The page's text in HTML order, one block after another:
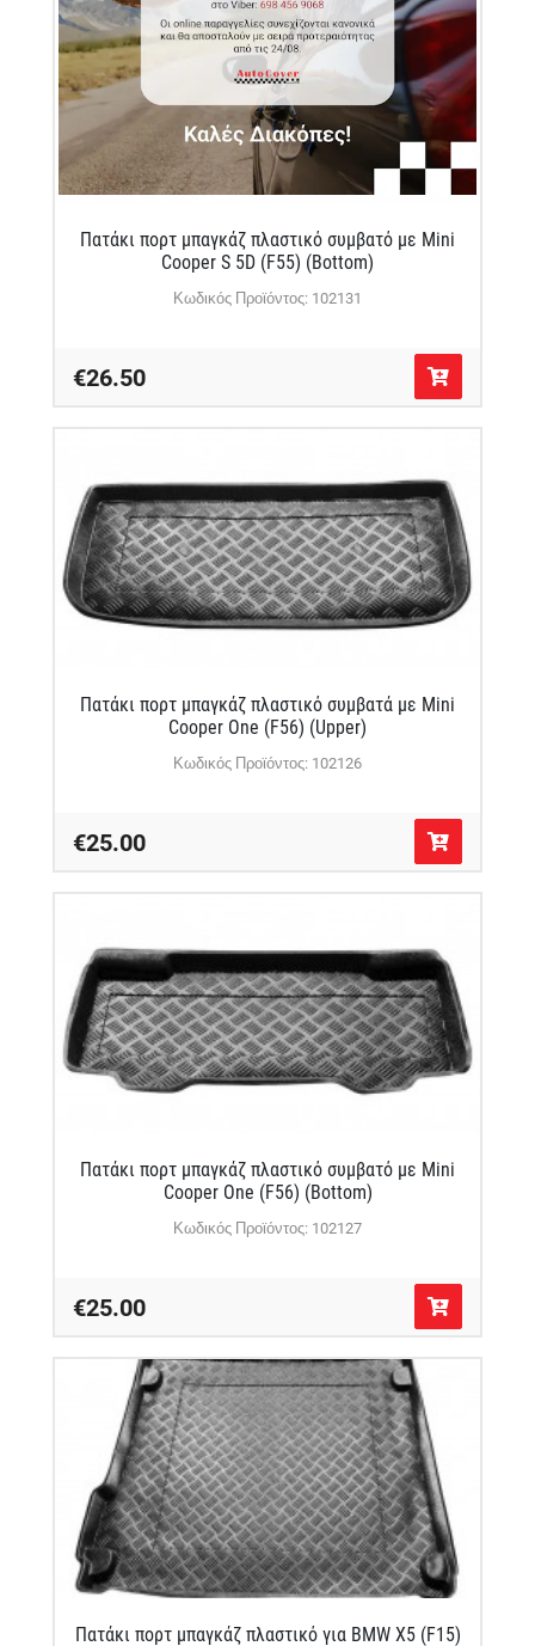
Πατάκι πορτ μπαγκάζ πλαστικό συμβατό με Mini
Cooper S 5D (F55) (Bottom)
Κωδικός Προϊόντος: 102131
€26.50
Πατάκι πορτ μπαγκάζ πλαστικό συμβατά με Mini
Cooper One (F56) (Upper)
Κωδικός Προϊόντος: 102126
€25.00
Πατάκι πορτ μπαγκάζ πλαστικό συμβατό με Mini
Cooper One (F56) (Βottom)
Κωδικός Προϊόντος: 102127
€25.00
Πατάκι πορτ μπαγκάζ πλαστικό για BMW X5 (F15)